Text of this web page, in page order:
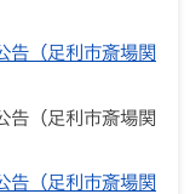
告（足利市斎場関
告（足利市斎場関
告（足利市斎場関